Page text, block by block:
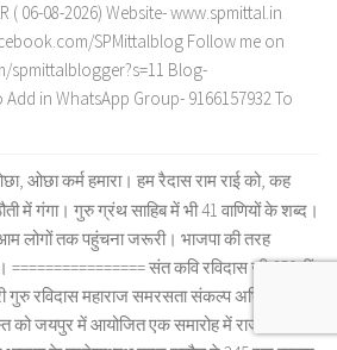
( 06-08-2026) Website- www.spmittal.in
SPMittalblog Follow me on
spmittalblogger?s=11 Blog-
in WhatsApp Group- 9166157932 To
ओछा कर्म हमारा। हम रैदास राम राई को, कह
में गंगा। गुरु ग्रंथ साहिब में भी 41 वाणियों के शब्द।
लोगों तक पहुंचना जरूरी। भाजपा की तरह
संत कवि रविदास जी 650 वीं
रविदास महाराज समरसता संकल्प अभियान चला
को जयपुर में आयोजित एक समारोह में राजस्थान के